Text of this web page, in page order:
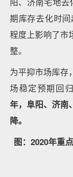
期库存去化时
程度上影响了市
整。
为平抑市场库存
场稳定预期回
年，阜阳、济南
降。
图：2020年重